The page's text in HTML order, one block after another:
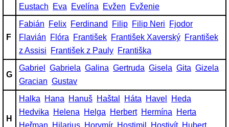
Eustach
Eva Evelína Evžen Evženie
F
Fabián Felix Ferdinand Filip Filip Neri
Fjodor
Flavián
Flóra František František Xaverský František
z Assisi
František z Pauly Františka
G
Gabriel Gabriela Galina Gertruda Gisela Gita Gizela
Gracian Gustav
H
Halka Hana Hanuš Haštal Háta Havel
Heda
Hedvika
Helena Helga Herbert Hermína
Herta
Heřman
Hilarius Horymír Hostimil Hostivít Hubert